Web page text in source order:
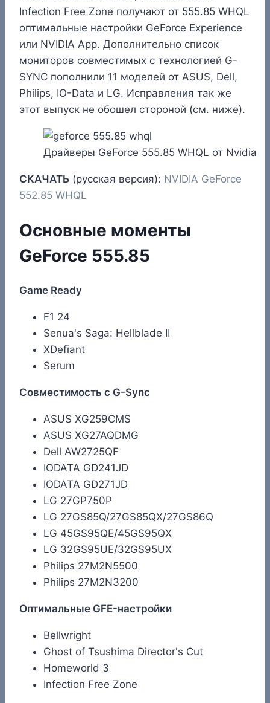
Infection Free Zone получают от 555.85 WHQL
оптимальные настройки GeForce Experience
или NVIDIA App. Дополнительно список
мониторов совместимых с технологией G-
SYNC пополнили 11 моделей от ASUS, Dell,
Philips, IO-Data и LG. Исправления так же
этот выпуск не обошел стороной (см. ниже).
Драйверы GeForce 555.85 WHQL от Nvidia
СКАЧАТЬ (русская версия): NVIDIA GeForce
552.85 WHQL
Основные моменты
GeForce 555.85
Game Ready
F1 24
Senua's Saga: Hellblade II
XDefiant
Serum
Совместимость с G-Sync
ASUS XG259CMS
ASUS XG27AQDMG
Dell AW2725QF
IODATA GD241JD
IODATA GD271JD
LG 27GP750P
LG 27GS85Q/27GS85QX/27GS86Q
LG 45GS95QE/45GS95QX
LG 32GS95UE/32GS95UX
Philips 27M2N5500
Philips 27M2N3200
Оптимальные GFE-настройки
Bellwright
Ghost of Tsushima Director's Cut
Homeworld 3
Infection Free Zone